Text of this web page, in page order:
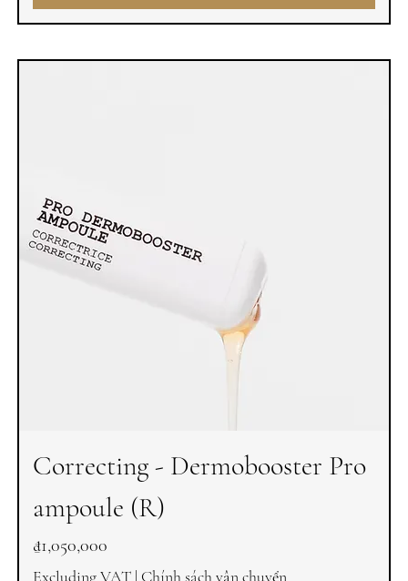
Correcting - Dermobooster Pro
ampoule (R)
Price
₫1,050,000
Excluding VAT | Chính sách vận chuyển